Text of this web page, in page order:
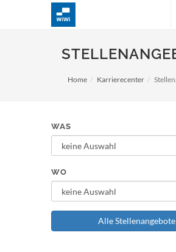
Home Karrierecenter
WAS
WO
Alle Stellenangebote